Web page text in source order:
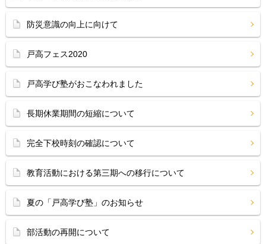
防災意識の向上に向けて
戸高フェス2020
戸高学び塾がおこなわれました
長期休業期間の短縮について
完全下校時刻の確認について
教育活動における第三期への移行について
夏の「戸高学び塾」のお知らせ
部活動の再開について